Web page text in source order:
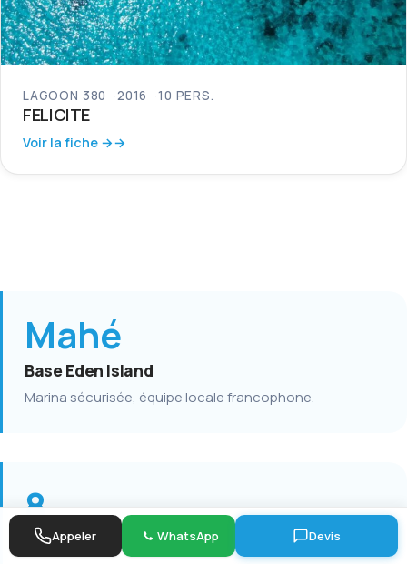
LAGOON 380 2016 10 PERS.
FELICITE
Voir la fiche →
Mahé
Base Eden Island
Marina sécurisée, équipe locale francophone.
8
Catamarans Lagoon
Appeler WhatsApp Devis